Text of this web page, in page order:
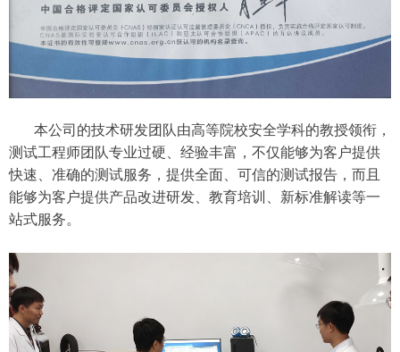
本公司的技术研发团队由高等院校安全学科的教授领衔，
测试工程师团队专业过硬、经验丰富，不仅能够为客户提供
快速、准确的测试服务，提供全面、可信的测试报告，而且
能够为客户提供产品改进研发、教育培训、新标准解读等一
站式服务。